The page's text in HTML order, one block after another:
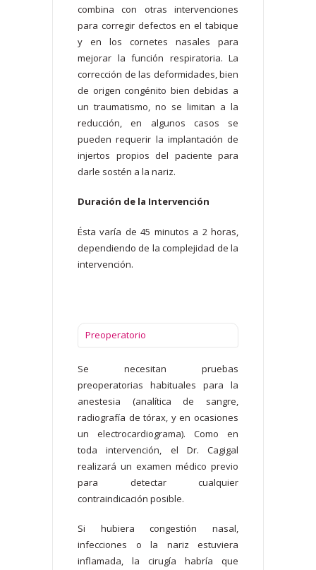
combina con otras intervenciones
para corregir defectos en el tabique
y en los cornetes nasales para
mejorar la función respiratoria. La
corrección de las deformidades, bien
de origen congénito bien debidas a
un traumatismo, no se limitan a la
reducción, en algunos casos se
pueden requerir la implantación de
injertos propios del paciente para
darle sostén a la nariz.
Duración de la Intervención
Ésta varía de 45 minutos a 2 horas,
dependiendo de la complejidad de la
intervención.
Preoperatorio
Se necesitan pruebas
preoperatorias habituales para la
anestesia (analítica de sangre,
radiografía de tórax, y en ocasiones
un electrocardiograma). Como en
toda intervención, el Dr. Cagigal
realizará un examen médico previo
para detectar cualquier
contraindicación posible.
Si hubiera congestión nasal,
infecciones o la nariz estuviera
inflamada, la cirugía habría que